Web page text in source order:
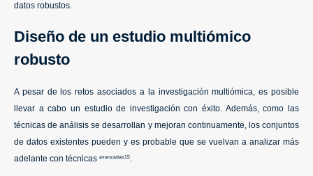
datos robustos.
Diseño de un estudio multiómico
robusto
A pesar de los retos asociados a la investigación multiómica, es posible
llevar a cabo un estudio de investigación con éxito. Además, como las
técnicas de análisis se desarrollan y mejoran continuamente, los conjuntos
de datos existentes pueden y es probable que se vuelvan a analizar más
adelante con técnicas avanzadas15.